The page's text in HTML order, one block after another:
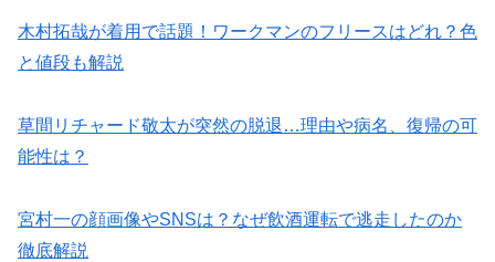
木村拓哉が着用で話題！ワークマンのフリースはどれ？色
と値段も解説
草間リチャード敬太が突然の脱退…理由や病名、復帰の可
能性は？
宮村一の顔画像やSNSは？なぜ飲酒運転で逃走したのか
徹底解説